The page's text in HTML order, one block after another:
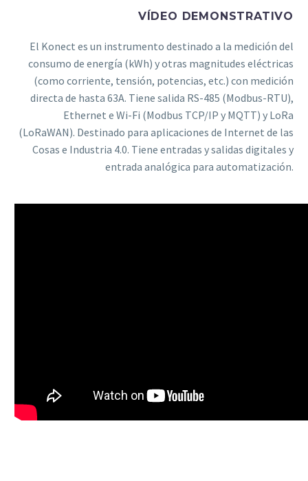
VÍDEO DEMONSTRATIVO
El Konect es un instrumento destinado a la medición del
consumo de energía (kWh) y otras magnitudes eléctricas
(como corriente, tensión, potencias, etc.) con medición
directa de hasta 63A. Tiene salida RS-485 (Modbus-RTU),
Ethernet e Wi-Fi (Modbus TCP/IP y MQTT) y LoRa
(LoRaWAN). Destinado para aplicaciones de Internet de las
Cosas e Industria 4.0. Tiene entradas y salidas digitales y
entrada analógica para automatización.